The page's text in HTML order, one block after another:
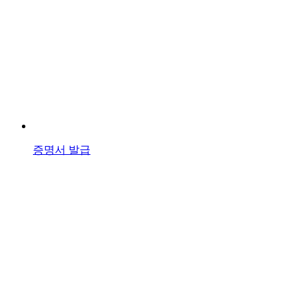
증명서 발급